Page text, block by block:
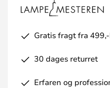
Gratis fragt fra
30 dages returret
Erfaren og